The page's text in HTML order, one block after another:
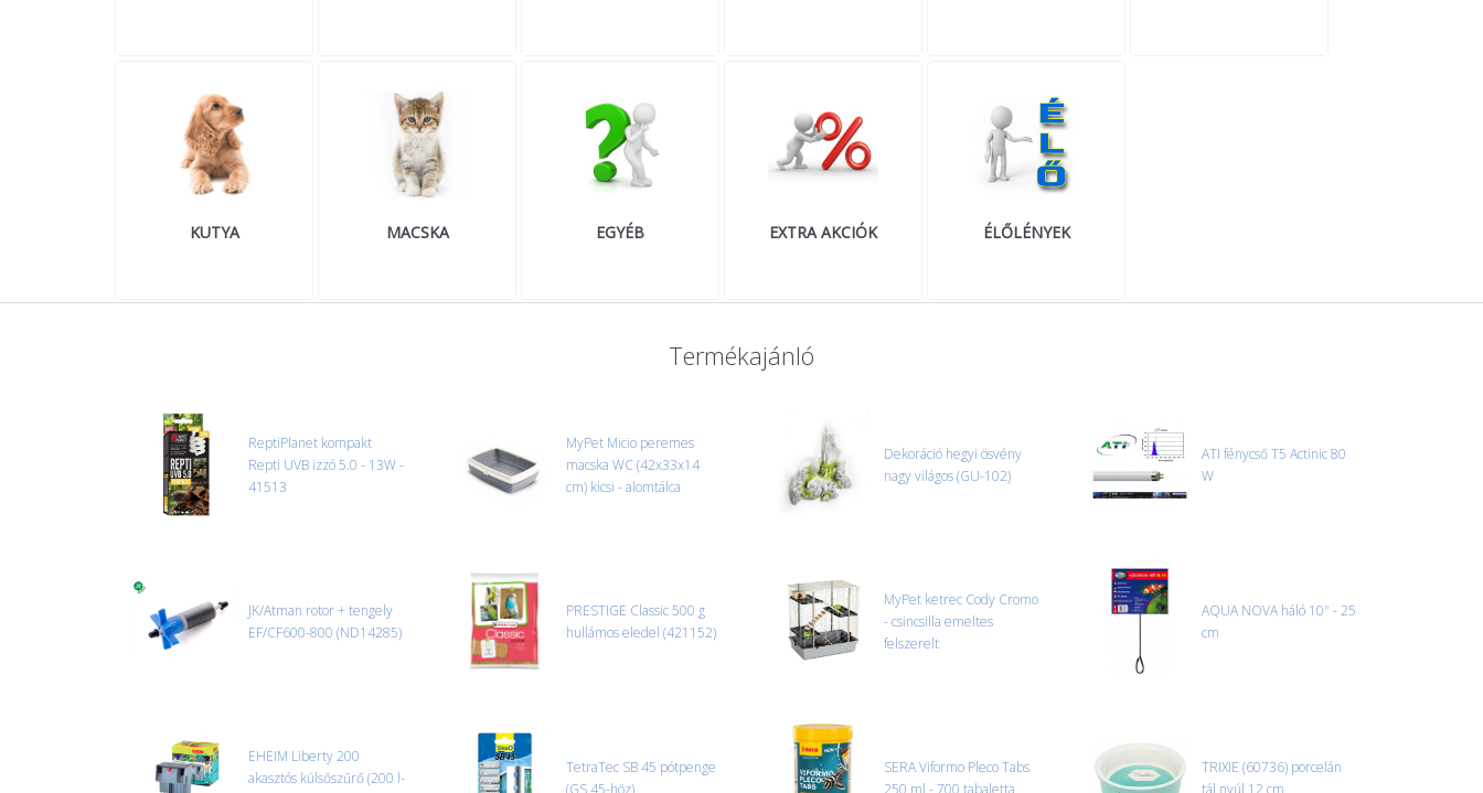
KUTYA MACSKA EGYÉB EXTRA AKCIÓK ÉLŐLÉNYEK
Termékajánló
ReptiPlanet kompakt
Repti UVB izzó 5.0 - 13W -
41513
MyPet Micio peremes
macska WC (42x33x14
cm) kicsi - alomtálca
Dekoráció hegyi ösvény
nagy világos (GU-102)
ATI fénycső T5 Actinic 80
W
JK/Atman rotor + tengely
EF/CF600-800 (ND14285)
PRESTIGE Classic 500 g
hullámos eledel (421152)
MyPet ketrec Cody Cromo
- csincsilla emeltes
felszerelt
AQUA NOVA háló 10" - 25
cm
EHEIM Liberty 200
akasztós külsőszűrő (200 l-
TetraTec SB 45 pótpenge
(GS 45-höz)
SERA Viformo Pleco Tabs
250 ml - 700 tabaletta
TRIXIE (60736) porcelán
tál nyúl 12 cm